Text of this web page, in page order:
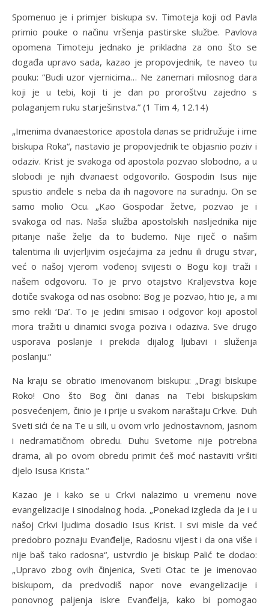
Spomenuo je i primjer biskupa sv. Timoteja koji od Pavla
primio pouke o načinu vršenja pastirske službe. Pavlova
opomena Timoteju jednako je prikladna za ono što se
događa upravo sada, kazao je propovjednik, te naveo tu
pouku: “Budi uzor vjernicima… Ne zanemari milosnog dara
koji je u tebi, koji ti je dan po proroštvu zajedno s
polaganjem ruku starješinstva.” (1 Tim 4, 12.14)
„Imenima dvanaestorice apostola danas se pridružuje i ime
biskupa Roka“, nastavio je propovjednik te objasnio poziv i
odaziv. Krist je svakoga od apostola pozvao slobodno, a u
slobodi je njih dvanaest odgovorilo. Gospodin Isus nije
spustio anđele s neba da ih nagovore na suradnju. On se
samo molio Ocu. „Kao Gospodar žetve, pozvao je i
svakoga od nas. Naša služba apostolskih nasljednika nije
pitanje naše želje da to budemo. Nije riječ o našim
talentima ili uvjerljivim osjećajima za jednu ili drugu stvar,
već o našoj vjerom vođenoj svijesti o Bogu koji traži i
našem odgovoru. To je prvo otajstvo Kraljevstva koje
dotiče svakoga od nas osobno: Bog je pozvao, htio je, a mi
smo rekli ‘Da’. To je jedini smisao i odgovor koji apostol
mora tražiti u dinamici svoga poziva i odaziva. Sve drugo
usporava poslanje i prekida dijalog ljubavi i služenja
poslanju.“
Na kraju se obratio imenovanom biskupu: „Dragi biskupe
Roko! Ono što Bog čini danas na Tebi biskupskim
posvećenjem, činio je i prije u svakom naraštaju Crkve. Duh
Sveti sići će na Te u sili, u ovom vrlo jednostavnom, jasnom
i nedramatičnom obredu. Duhu Svetome nije potrebna
drama, ali po ovom obredu primit ćeš moć nastaviti vršiti
djelo Isusa Krista.“
Kazao je i kako se u Crkvi nalazimo u vremenu nove
evangelizacije i sinodalnog hoda. „Ponekad izgleda da je i u
našoj Crkvi ljudima dosadio Isus Krist. I svi misle da već
predobro poznaju Evanđelje, Radosnu vijest i da ona više i
nije baš tako radosna“, ustvrdio je biskup Palić te dodao:
„Upravo zbog ovih činjenica, Sveti Otac te je imenovao
biskupom, da predvodiš napor nove evangelizacije i
ponovnog paljenja iskre Evanđelja, kako bi pomogao